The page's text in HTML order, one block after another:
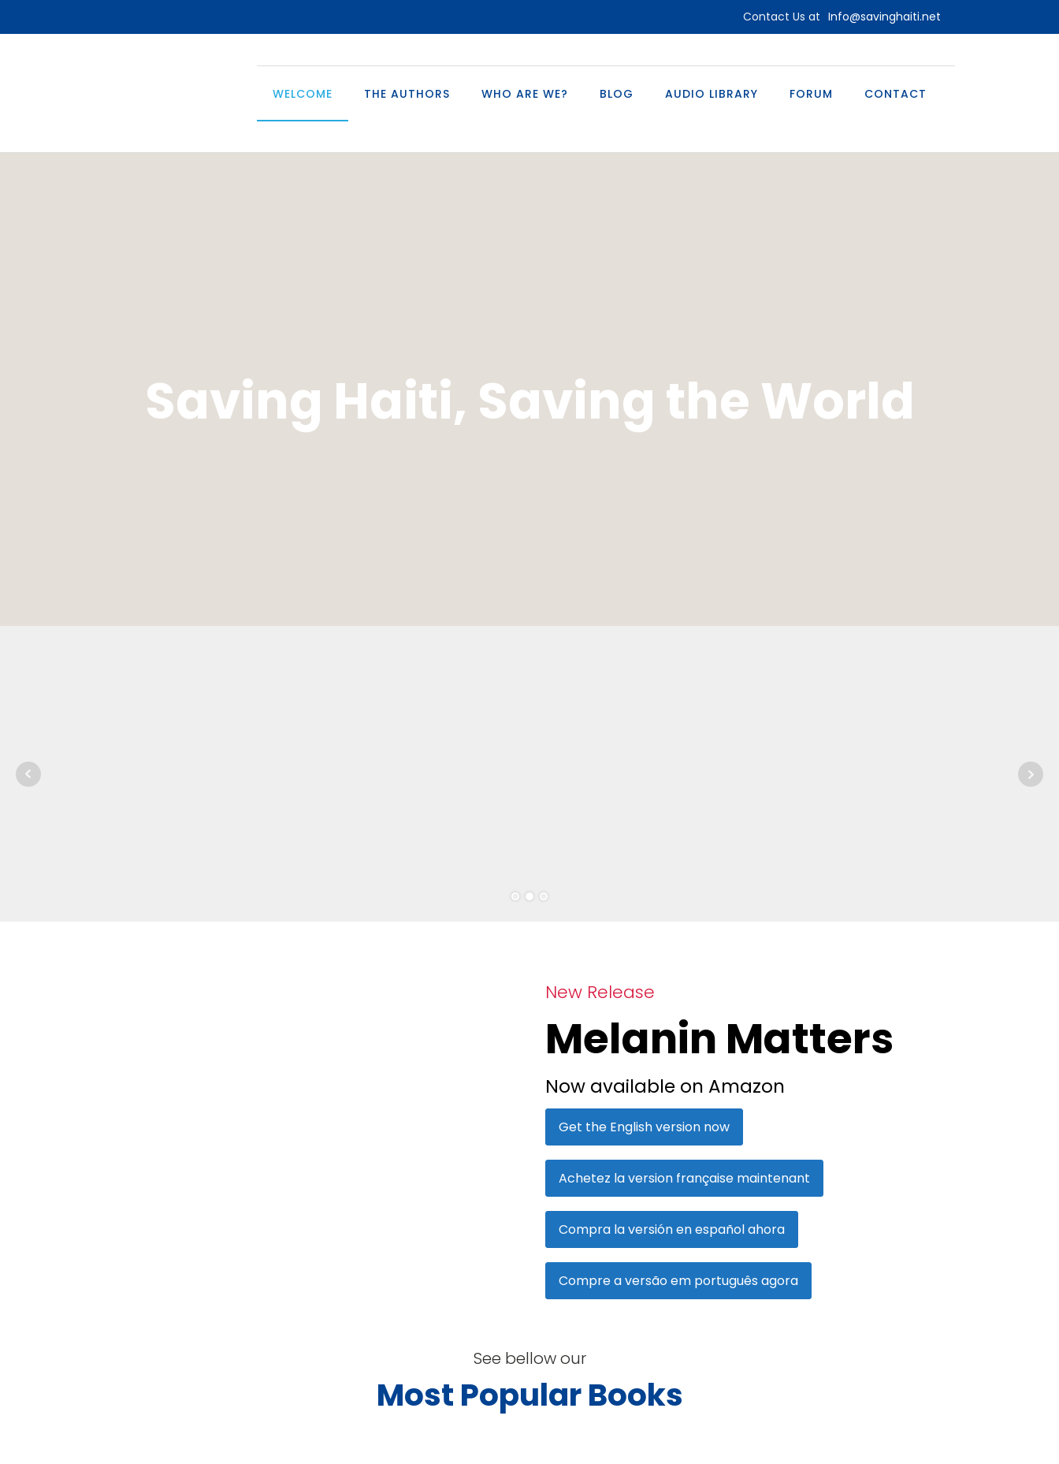
Contact Us at Info@savinghaiti.net
WELCOME THE AUTHORS WHO ARE WE? BLOG AUDIO LIBRARY FORUM CONTACT
Saving Haiti, Saving the World
New Release
Melanin Matters
Now available on Amazon
Get the English version now
Achetez la version française maintenant
Compra la versión en español ahora
Compre a versão em português agora
See bellow our
Most Popular Books